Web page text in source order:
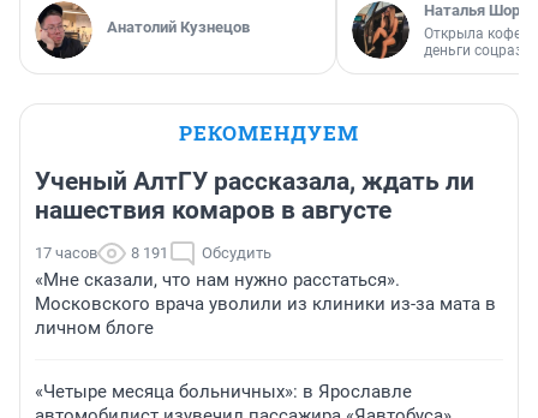
Анатолий Кузнецов
Наталья
Открыла
деньги
РЕКОМЕНДУЕМ
Ученый АлтГУ рассказала, ждать ли
нашествия комаров в августе
17 часов 8 191 Обсудить
«Мне сказали, что нам нужно расстаться».
Московского врача уволили из клиники из-за мата в
личном блоге
«Четыре месяца больничных»: в Ярославле